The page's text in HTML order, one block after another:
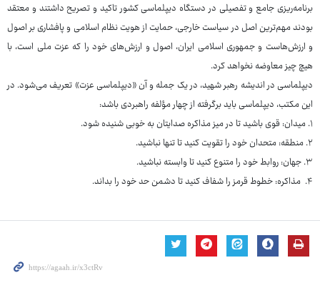
برنامه‌ریزی جامع و تفصیلی در دستگاه دیپلماسی کشور تاکید و تصریح داشتند و معتقد
بودند مهم‌ترین اصل در سیاست خارجی، حمایت از هویت نظام اسلامی و پافشاری بر اصول
و ارزش‌هاست و جمهوری اسلامی ایران، اصول و ارزش‌های خود را که عزت ملی است، با
هیچ چیز معاوضه نخواهد کرد.
دیپلماسی در اندیشه رهبر شهید، در یک جمله و آن «دیپلماسی عزت» تعریف می‌شود. در
این مکتب، دیپلماسی باید برگرفته از چهار مؤلفه راهبردی باشد:
۱. میدان: قوی باشید تا در میز مذاکره صدایتان به خوبی شنیده شود.
۲. منطقه: متحدان خود را تقویت کنید تا تنها نباشید.
۳. جهان: روابط خود را متنوع کنید تا وابسته نباشید.
۴. مذاکره: خطوط قرمز را شفاف کنید تا دشمن حد خود را بداند.